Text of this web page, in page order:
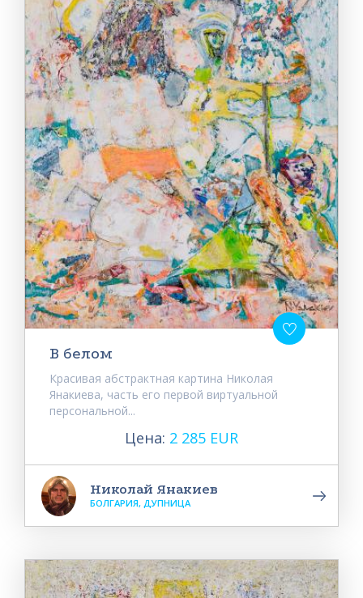
В белом
Красивая абстрактная картина Николая
Янакиева, часть его первой виртуальной
персональной...
Цена: 2 285 EUR
Николай Янакиев
БОЛГАРИЯ, ДУПНИЦА